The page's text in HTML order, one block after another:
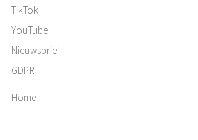
TikTok
YouTube
Nieuwsbrief
GDPR
Home